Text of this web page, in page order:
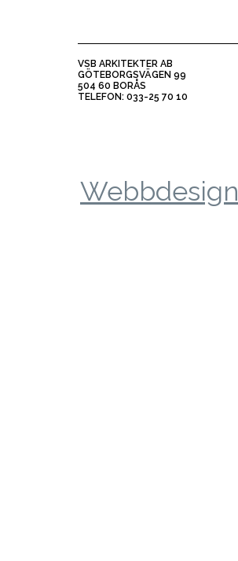
VSB ARKITEKTER AB
GÖTEBORGSVÄGEN 99
504 60 BORÅS
TELEFON: 033-25 70 10
Webbdesign